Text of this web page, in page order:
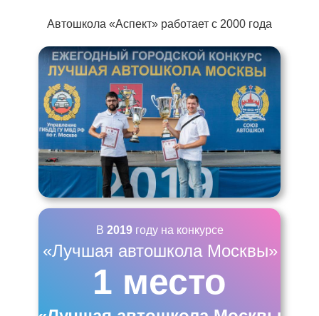
Автошкола «Аспект» работает с 2000 года
В 2019году на конкурсе
«Лучшая автошкола Москвы»
1 место